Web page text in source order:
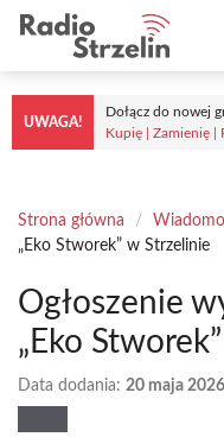
Przejdź
treści
UWAGA!
Dołącz do nowej
Kupię | Zamienię |
Strona główna /
„Eko Stworek” w Strzelinie
Ogłoszenie
„Eko
Data dodania: 20 maja